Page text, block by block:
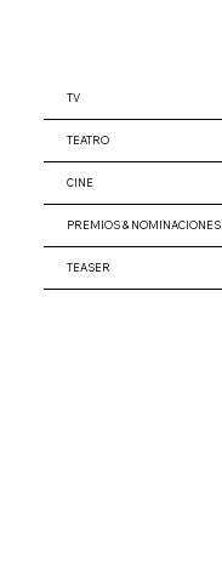
TV
TEATRO
CINE
PREMIOS & NOMINACIONES
TEASER